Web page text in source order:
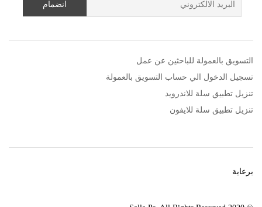
التسويق بالعمولة للباحثين عن عمل
تسجيل الدخول الي حساب التسويق بالعمولة
تنزيل تطبيق سلة للاندرويد
تنزيل تطبيق سلة للايفون
برعاية